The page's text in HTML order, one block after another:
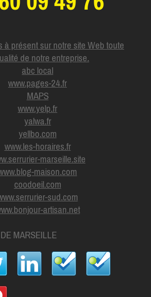
à présent sur notre site Web toute
de notre entreprise.
abc local
www.pages-24.fr
MAPS
www.yelp.fr
yalwa.fr
yellbo.com
www.les-horaires.fr
marseille.site
maison.com
coodoeil.com
sud.com
artisan.net
MARSEILLE